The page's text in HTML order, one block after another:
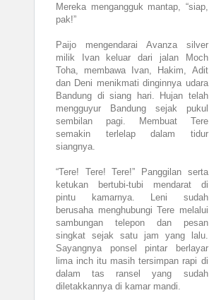
Mereka mengangguk mantap, “siap,
pak!”
Paijo mengendarai Avanza silver
milik Ivan keluar dari jalan Moch
Toha, membawa Ivan, Hakim, Adit
dan Deni menikmati dinginnya udara
Bandung di siang hari. Hujan telah
mengguyur Bandung sejak pukul
sembilan pagi. Membuat Tere
semakin terlelap dalam tidur
siangnya.
“Tere! Tere! Tere!” Panggilan serta
ketukan bertubi-tubi mendarat di
pintu kamarnya. Leni sudah
berusaha menghubungi Tere melalui
sambungan telepon dan pesan
singkat sejak satu jam yang lalu.
Sayangnya ponsel pintar berlayar
lima inch itu masih tersimpan rapi di
dalam tas ransel yang sudah
diletakkannya di kamar mandi.